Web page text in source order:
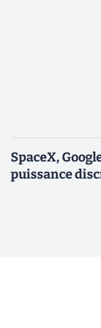
SpaceX,
puissance